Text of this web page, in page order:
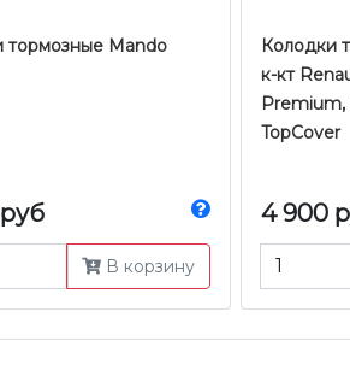
тормозные Mando
В корзину
Колодки
к-кт
Premium,
TopCover
4 900